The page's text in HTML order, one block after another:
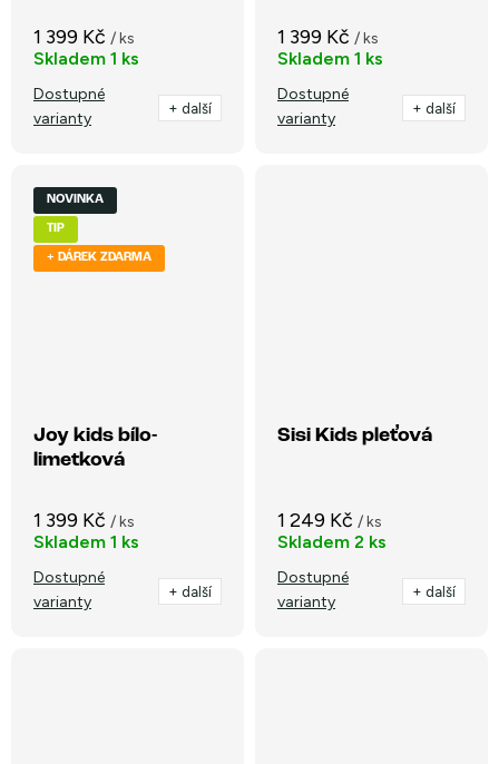
1 399 Kč / ks
Skladem 1 ks
Dostupné
varianty
+ další
1 399 Kč / ks
Skladem 1 ks
Dostupné
varianty
+ další
NOVINKA
TIP
+ DÁREK ZDARMA
Joy kids bílo-
limetková
1 399 Kč / ks
Skladem 1 ks
Dostupné
varianty
+ další
Sisi Kids pleťová
1 249 Kč / ks
Skladem 2 ks
Dostupné
varianty
+ další